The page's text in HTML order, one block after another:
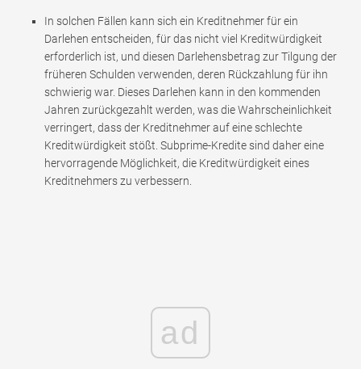
In solchen Fällen kann sich ein Kreditnehmer für ein
Darlehen entscheiden, für das nicht viel Kreditwürdigkeit
erforderlich ist, und diesen Darlehensbetrag zur Tilgung der
früheren Schulden verwenden, deren Rückzahlung für ihn
schwierig war. Dieses Darlehen kann in den kommenden
Jahren zurückgezahlt werden, was die Wahrscheinlichkeit
verringert, dass der Kreditnehmer auf eine schlechte
Kreditwürdigkeit stößt. Subprime-Kredite sind daher eine
hervorragende Möglichkeit, die Kreditwürdigkeit eines
Kreditnehmers zu verbessern.
ad